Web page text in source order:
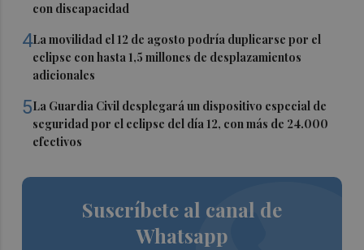
con discapacidad
4La movilidad el 12 de agosto podría duplicarse por el
eclipse con hasta 1,5 millones de desplazamientos
adicionales
5La Guardia Civil desplegará un dispositivo especial de
seguridad por el eclipse del día 12, con más de 24.000
efectivos
Suscríbete al canal de
Whatsapp